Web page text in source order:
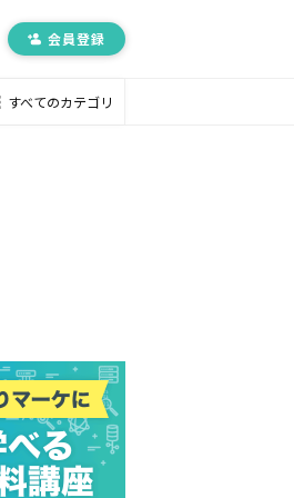
会員登録
すべてのカテゴリ